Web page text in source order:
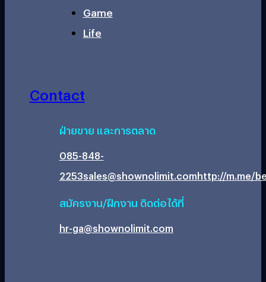
Game
Life
Contact
ฝ่ายขาย และการตลาด
085-848-
2253sales@shownolimit.comhttp://m.me/
สมัครงาน/ฝึกงาน ติดต่อได้ที่
hr-ga@shownolimit.com